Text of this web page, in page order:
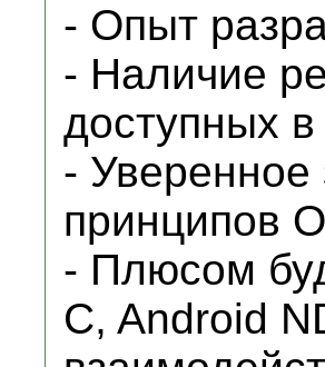
- Опыт
- Наличие
доступных
- Уверенное
принципов
- Плюсом
C, Android